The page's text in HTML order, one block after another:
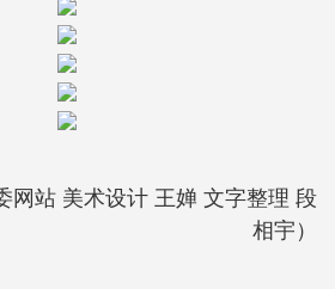
网站 美术设计 王婵 文字整理 段
相宇）